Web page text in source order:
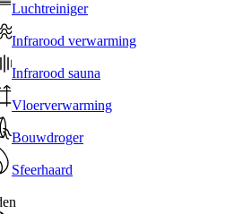
Luchtreiniger
Infrarood verwarming
Infrarood sauna
Vloerverwarming
Bouwdroger
Sfeerhaard